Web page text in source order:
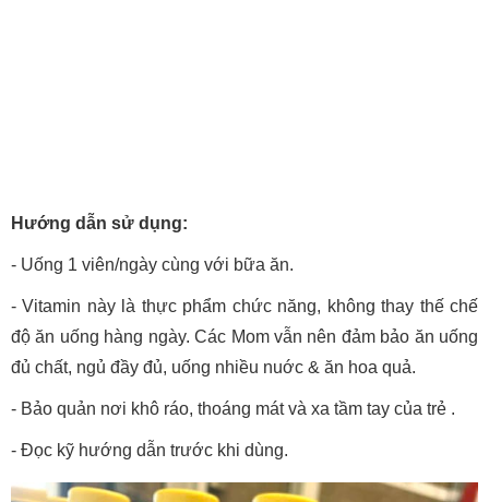
Hướng dẫn sử dụng:
- Uống 1 viên/ngày cùng với bữa ăn.
- Vitamin này là thực phẩm chức năng, không thay thế chế
độ ăn uống hàng ngày. Các Mom vẫn nên đảm bảo ăn uống
đủ chất, ngủ đầy đủ, uống nhiều nuớc & ăn hoa quả.
- Bảo quản nơi khô ráo, thoáng mát và xa tầm tay của trẻ .
- Đọc kỹ hướng dẫn trước khi dùng.